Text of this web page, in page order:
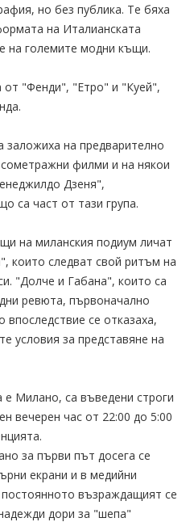
но без публика. Те бяха
на Италианската
на големите модни къщи.
от "Фенди", "Етро" и "Куей",
на предварително
филми и на някои
Дзеня",
са част от тази група.
на миланския подиум личат
които следват свой ритъм на
"Долче и Габана", които са
ревюта, първоначално
впоследствие се отказаха,
условия за представяне на
Милано, са въведени строги
вечерен час от 22:00 до 5:00
за първи път досега се
екрани и в медийни
възраждащият се
дори за "шепа"